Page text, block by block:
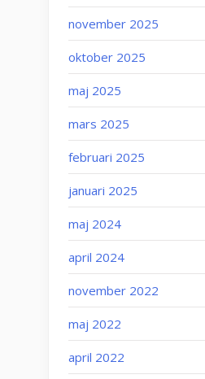
november 2025
oktober 2025
maj 2025
mars 2025
februari 2025
januari 2025
maj 2024
april 2024
november 2022
maj 2022
april 2022